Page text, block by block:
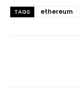
TAGS ethereum